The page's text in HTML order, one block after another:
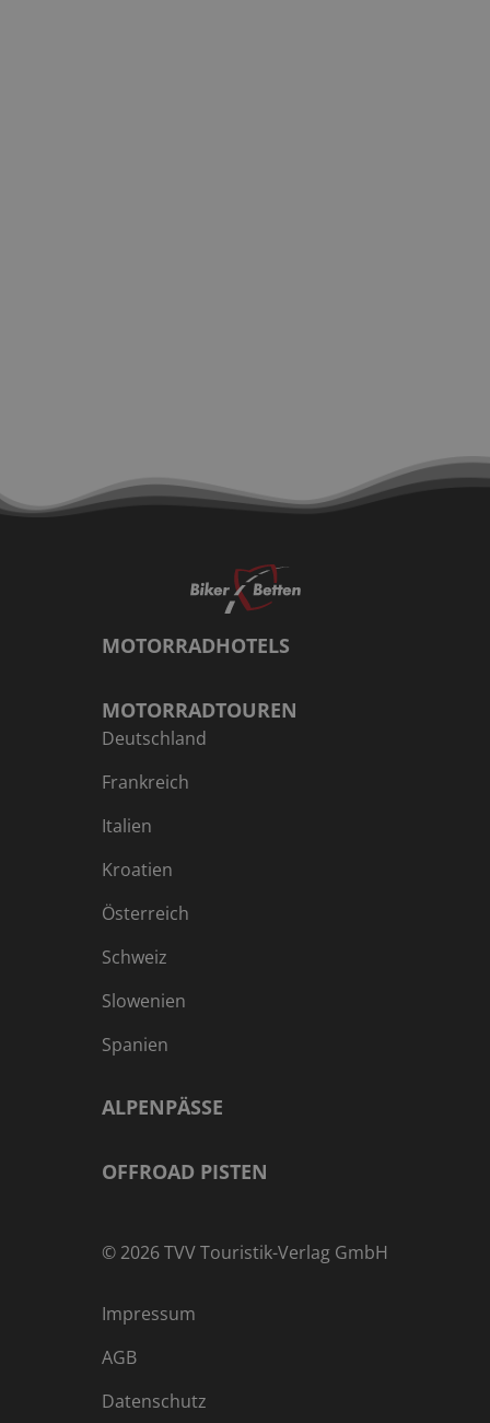
MOTORRADHOTELS
MOTORRADTOUREN
Deutschland
Frankreich
Italien
Kroatien
Österreich
Schweiz
Slowenien
Spanien
ALPENPÄSSE
OFFROAD PISTEN
© 2026TVV Touristik-Verlag GmbH
Impressum
AGB
Datenschutz